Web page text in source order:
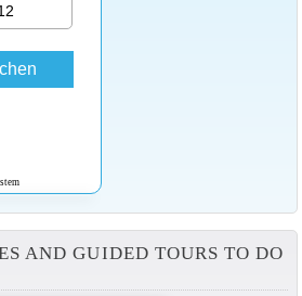
AND GUIDED TOURS TO DO